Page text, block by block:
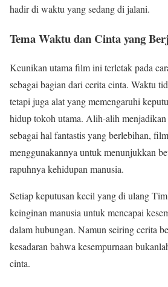
hadir di waktu yang sedang di jalani.
Tema Waktu dan Cinta yang
Keunikan utama film ini terletak pada
sebagai bagian dari cerita cinta. Waktu
tetapi juga alat yang memengaruhi
hidup tokoh utama. Alih-alih menjadikan
sebagai hal fantastis yang berlebihan,
menggunakannya untuk menunjukkan
rapuhnya kehidupan manusia.
Setiap keputusan kecil yang di ulang
keinginan manusia untuk mencapai
dalam hubungan. Namun seiring cerita
kesadaran bahwa kesempurnaan
cinta.